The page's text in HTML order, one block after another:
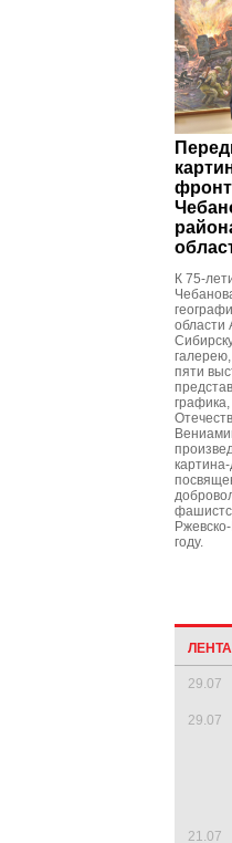
К 75-
области
пяти
году.
29.07
29.07
21.07